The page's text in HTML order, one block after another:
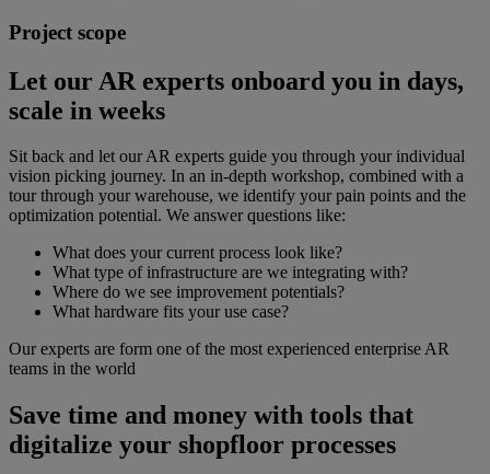
Project scope
Let our AR experts onboard you in days,
scale in weeks
Sit back and let our AR experts guide you through your individual
vision picking journey. In an in-depth workshop, combined with a
tour through your warehouse, we identify your pain points and the
optimization potential. We answer questions like:
What does your current process look like?
What type of infrastructure are we integrating with?
Where do we see improvement potentials?
What hardware fits your use case?
Our experts are form one of the most experienced enterprise AR
teams in the world
Save time and money with tools that
digitalize your shopfloor processes